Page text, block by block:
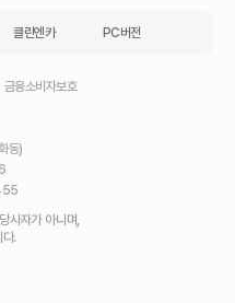
클린엔카 PC버전
금융소비자보호
동)
사자가 아니며,
다.